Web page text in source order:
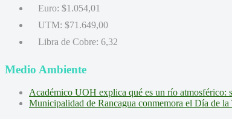
Euro: $1.054,01
UTM: $71.649,00
Libra de Cobre: 6,32
Medio Ambiente
Académico UOH explica qué es un río atmosférico:
Municipalidad de Rancagua conmemora el Día de